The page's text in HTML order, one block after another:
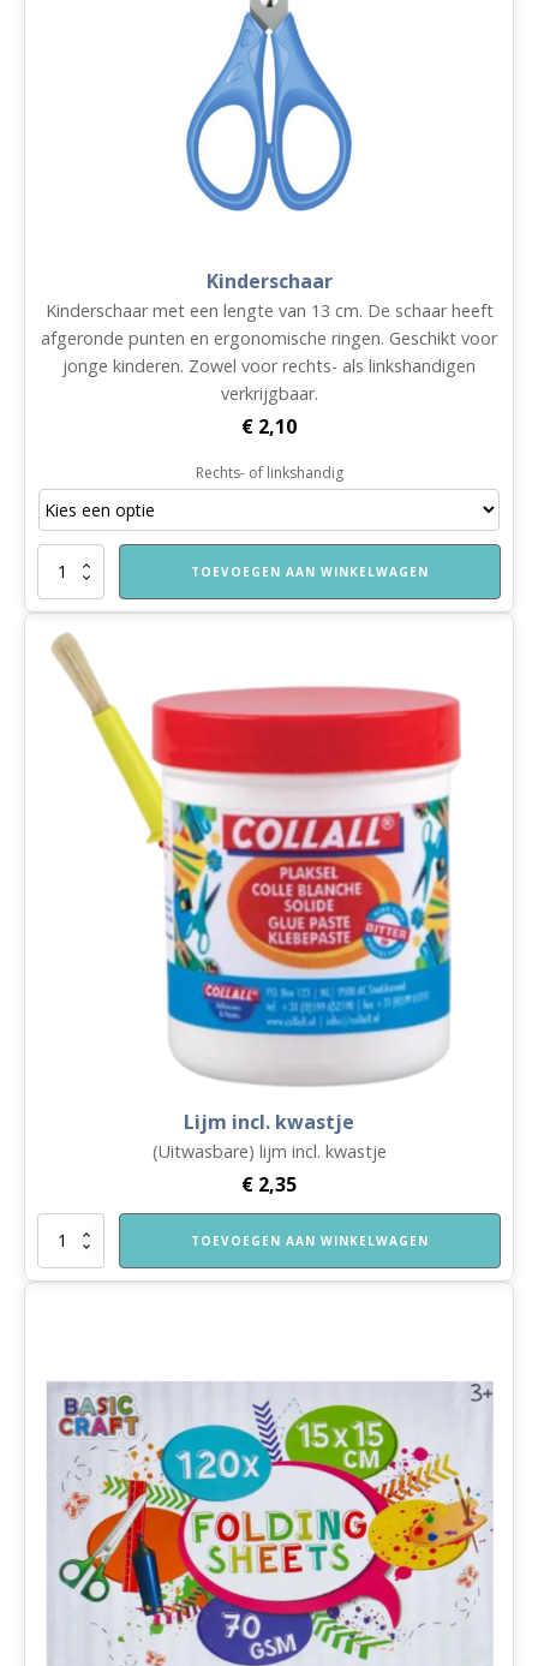
Kinderschaar
Kinderschaar met een lengte van 13 cm. De schaar heeft
afgeronde punten en ergonomische ringen. Geschikt voor
jonge kinderen. Zowel voor rechts- als linkshandigen
verkrijgbaar.
€ 2,10
Rechts- of linkshandig
Kinderschaar
TOEVOEGEN AAN WINKELWAGEN
Lijm incl. kwastje
(Uitwasbare) lijm incl. kwastje
€ 2,35
Lijm
kwastje
TOEVOEGEN AAN WINKELWAGEN